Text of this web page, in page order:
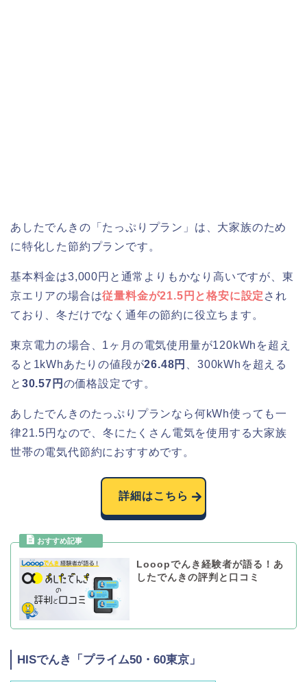
あしたでんきの「たっぷりプラン」は、大家族のため
に特化した節約プランです。
基本料金は3,000円と通常よりもかなり高いですが、東
京エリアの場合は従量料金が21.5円と格安に設定 され
ており、冬だけでなく通年の節約に役立ちます。
東京電力の場合、1ヶ月の電気使用量が120kWhを超え
ると1kWhあたりの値段が26.48円
、300kWhを超える
と 30.57円 の価格設定です。
あしたでんきのたっぷりプランなら何kWh使っても一
律21.5円なので、冬にたくさん電気を使用する大家族
世帯の電気代節約におすすめです。
詳細はこちら
Looopでんき経験者が語る！あ
したでんきの評判と口コミ
HISでんき「プライム50・60東京」